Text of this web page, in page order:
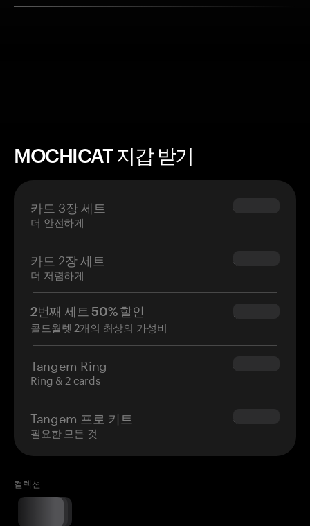
MOCHICAT 지갑 받기
카드 3장 세트
더 안전하게
$69.90
카드 2장 세트
더 저렴하게
$54.90
2번째 세트 50% 할인
콜드월렛 2개의 최상의 가성비
$34.95
Tangem Ring
Ring & 2 cards
$160.00
Tangem 프로 키트
필요한 모든 것
$180.00
컬렉션